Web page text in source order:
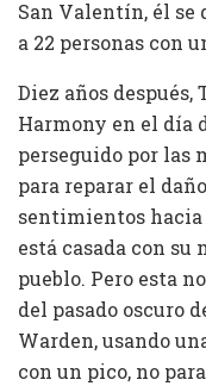
San Valentín, él se
a 22 personas con
Diez años después,
Harmony en el día
perseguido por las
para reparar el
sentimientos hacia
está casada con
pueblo. Pero esta
del pasado oscuro
Warden, usando
con un pico, no